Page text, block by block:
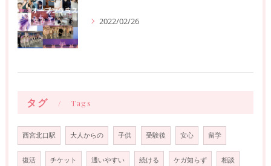
2022/02/26
タグ Tags
西宮北口駅 大人からの 子供 受験後 安心 留学
復活 チケット 通いやすい 続ける ケガ知らず 相談